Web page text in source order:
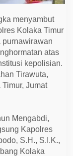
menyambut
Kolaka Timur
purnawirawan
atas
kepolisian.
Tirawuta,
Jumat
Mengabdi,
Kapolres
S.H., S.I.K.,
Kolaka